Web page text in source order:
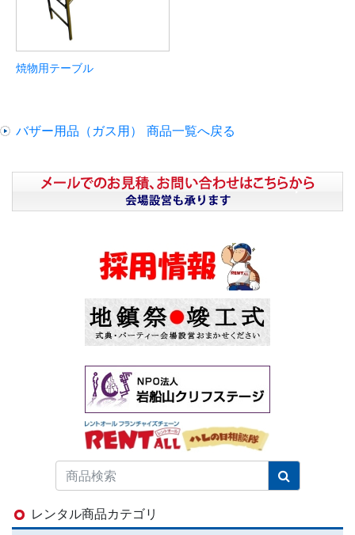
焼物用テーブル
バザー用品（ガス用） 商品一覧へ戻る
レンタル商品カテゴリ